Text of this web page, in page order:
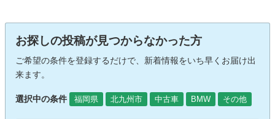
お探しの投稿が見つからなかった方
ご希望の条件を登録するだけで、新着情報をいち早くお届け出
来ます。
選択中の条件 福岡県 北九州市 中古車 BMW その他